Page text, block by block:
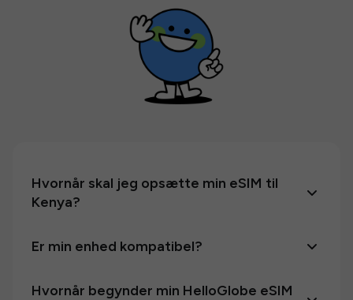
Hvornår skal jeg opsætte min eSIM til
Kenya?
Er min enhed kompatibel?
Hvornår begynder min HelloGlobe eSIM